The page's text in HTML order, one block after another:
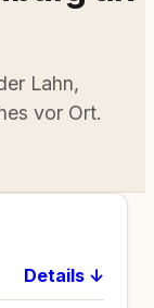
Lahn,
vor Ort.
Details ↓